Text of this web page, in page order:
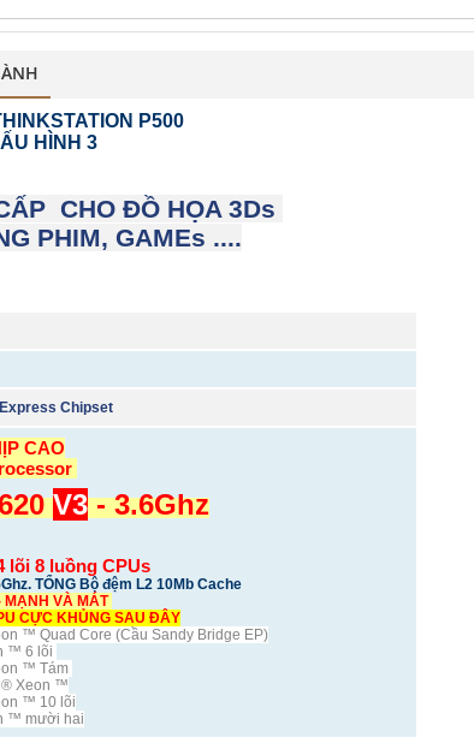
P500
HÌNH 3
CHO ĐỒ HỌA 3Ds
PHIM, GAMEs ....
Chipset
CAO
V3- 3.6Ghz
lõi 8 luồng CPUs
TỔNG Bộ đệm L2 10Mb Cache
MẠNH VÀ MÁT
CỰC KHỦNG SAU ĐÂY
™ Quad Core (Cầu Sandy Bridge EP)
™ 6 lõi
™ Tám
Xeon ™
™ 10 lõi
™ mười hai